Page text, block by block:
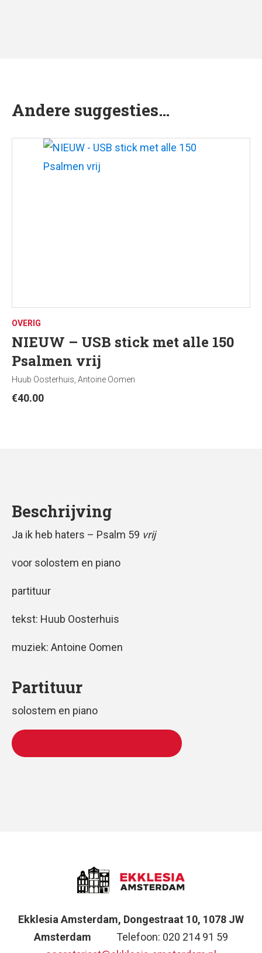
Andere suggesties…
OVERIG
NIEUW – USB stick met alle 150
Psalmen vrij
Huub Oosterhuis, Antoine Oomen
€40.00
Beschrijving
Ja ik heb haters – Psalm 59 vrij
voor solostem en piano
partituur
tekst: Huub Oosterhuis
muziek: Antoine Oomen
Partituur
solostem en piano
Ekklesia Amsterdam, Dongestraat 10, 1078 JW
Amsterdam
Telefoon: 020 214 91 59